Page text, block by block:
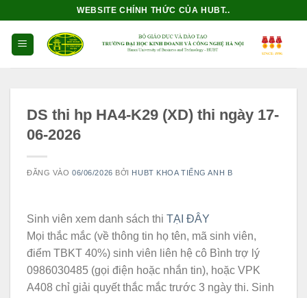
dung
WEBSITE CHÍNH THỨC CỦA HUBT..
DS thi hp HA4-K29 (XD) thi ngày 17-
06-2026
ĐĂNG VÀO06/06/2026 BỞI HUBT KHOA TIẾNG ANH B
Sinh viên xem danh sách thi TẠI ĐÂY
Mọi thắc mắc (về thông tin họ tên, mã sinh viên,
điểm TBKT 40%) sinh viên liên hệ cô Bình trợ lý
0986030485 (gọi điện hoặc nhắn tin), hoặc VPK
A408 chỉ giải quyết thắc mắc trước 3 ngày thi. Sinh